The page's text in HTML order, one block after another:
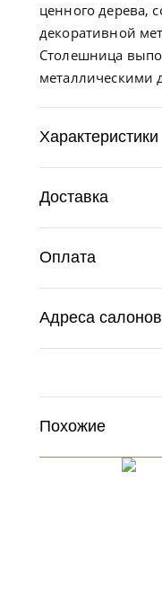
ценного дерева,
декоративной
Столешница
металлическими
Характеристики
Доставка
Оплата
Адреса салонов
Похожие